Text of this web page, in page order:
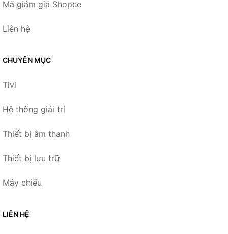
Mã giảm giá Shopee
Liên hệ
CHUYÊN MỤC
Tivi
Hệ thống giải trí
Thiết bị âm thanh
Thiết bị lưu trữ
Máy chiếu
LIÊN HỆ